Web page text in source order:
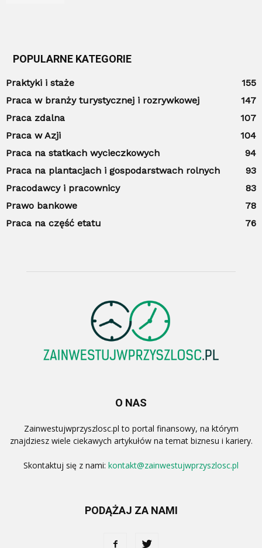
POPULARNE KATEGORIE
Praktyki i staże
155
Praca w branży turystycznej i rozrywkowej
147
Praca zdalna
107
Praca w Azji
104
Praca na statkach wycieczkowych
94
Praca na plantacjach i gospodarstwach rolnych
93
Pracodawcy i pracownicy
83
Prawo bankowe
78
Praca na część etatu
76
O NAS
Zainwestujwprzyszlosc.pl to portal finansowy, na którym
znajdziesz wiele ciekawych artykułów na temat biznesu i kariery.
Skontaktuj się z nami: kontakt@zainwestujwprzyszlosc.pl
PODĄŻAJ ZA NAMI